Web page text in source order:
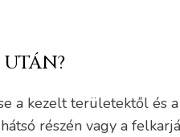
UTÁN?
a kezelt területektől és
részén vagy a